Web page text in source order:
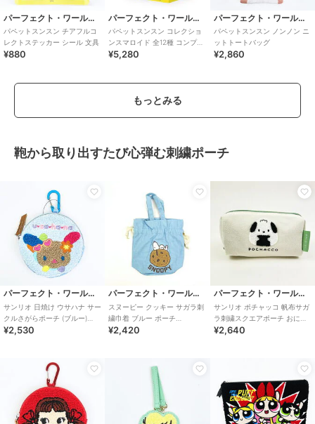
パーフェクト・ワールド・トーキョー
パペットスンスン チアフルコ
レクトステッカー シール 文具
¥880
パーフェクト・ワールド・トーキョー
パペットスンスン コレクショ
ンスマロイド 全12種 コンプリ
ートBOX
¥5,280
パーフェクト・ワールド・トーキョー
パペットスンスン ノンノン ニ
ットトートバッグ
¥2,860
もっとみる
鞄から取り出すたび心弾む刺繍ポーチ
パーフェクト・ワールド・トーキョー
サンリオ 日焼け ウサハナ サー
クルさがらポーチ (ブルー)
Sanrio
¥2,530
パーフェクト・ワールド・トーキョー
スヌーピー クッキー サガラ刺
繍巾着 ブルー ポーチ
SNOOPY
¥2,420
パーフェクト・ワールド・トーキョー
サンリオ ポチャッコ 帆布サガ
ラ刺繍スクエアポーチ おにぎ
¥2,640